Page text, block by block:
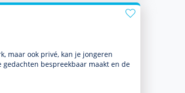
maar ook privé, kan je jongeren
bespreekbaar maakt en de